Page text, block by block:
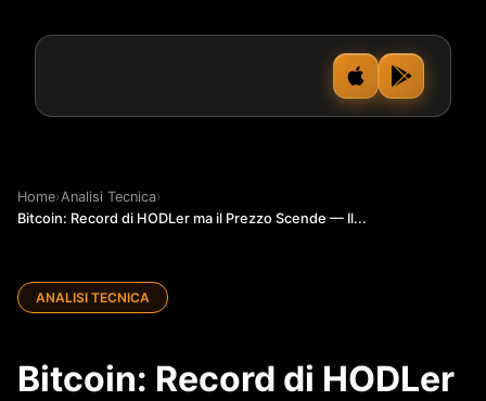
Home›Analisi Tecnica›
Bitcoin: Record di HODLer ma il Prezzo Scende — Il...
ANALISI TECNICA
Bitcoin: Record di HODLer